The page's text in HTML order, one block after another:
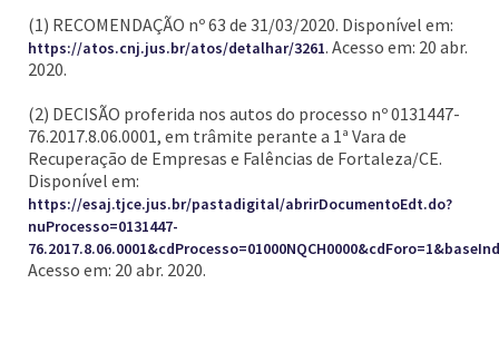
(1) RECOMENDAÇÃO nº 63 de 31/03/2020. Disponível em:
https://atos.cnj.jus.br/atos/detalhar/3261. Acesso em: 20 abr.
2020.
(2) DECISÃO proferida nos autos do processo nº 0131447-
76.2017.8.06.0001, em trâmite perante a 1ª Vara de
Recuperação de Empresas e Falências de Fortaleza/CE.
Disponível em:
https://esaj.tjce.jus.br/pastadigital/abrirDocumentoEdt.do?
nuProcesso=0131447-
Acesso em: 20 abr. 2020.